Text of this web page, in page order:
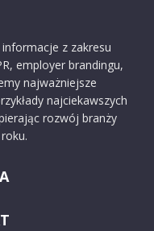
z zakresu
employer brandingu,
najważniejsze
najciekawszych
rozwój branży